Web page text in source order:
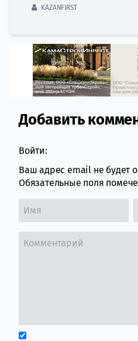
KAZANFIRST
Comment
Добавить
Войти:
Ваш адрес email не будет
Обязательные поля